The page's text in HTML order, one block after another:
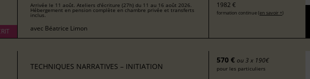
Arrivée le 11 août. Ateliers d'écriture (27h) du 11 au 16 août 2026.
Hébergement en pension complète en chambre privée et transferts
inclus.
avec Béatrice Limon
1982 €
formation continue (en savoir +)
TECHNIQUES NARRATIVES – INITIATION
570 € ou 3 x 190€
pour les particuliers